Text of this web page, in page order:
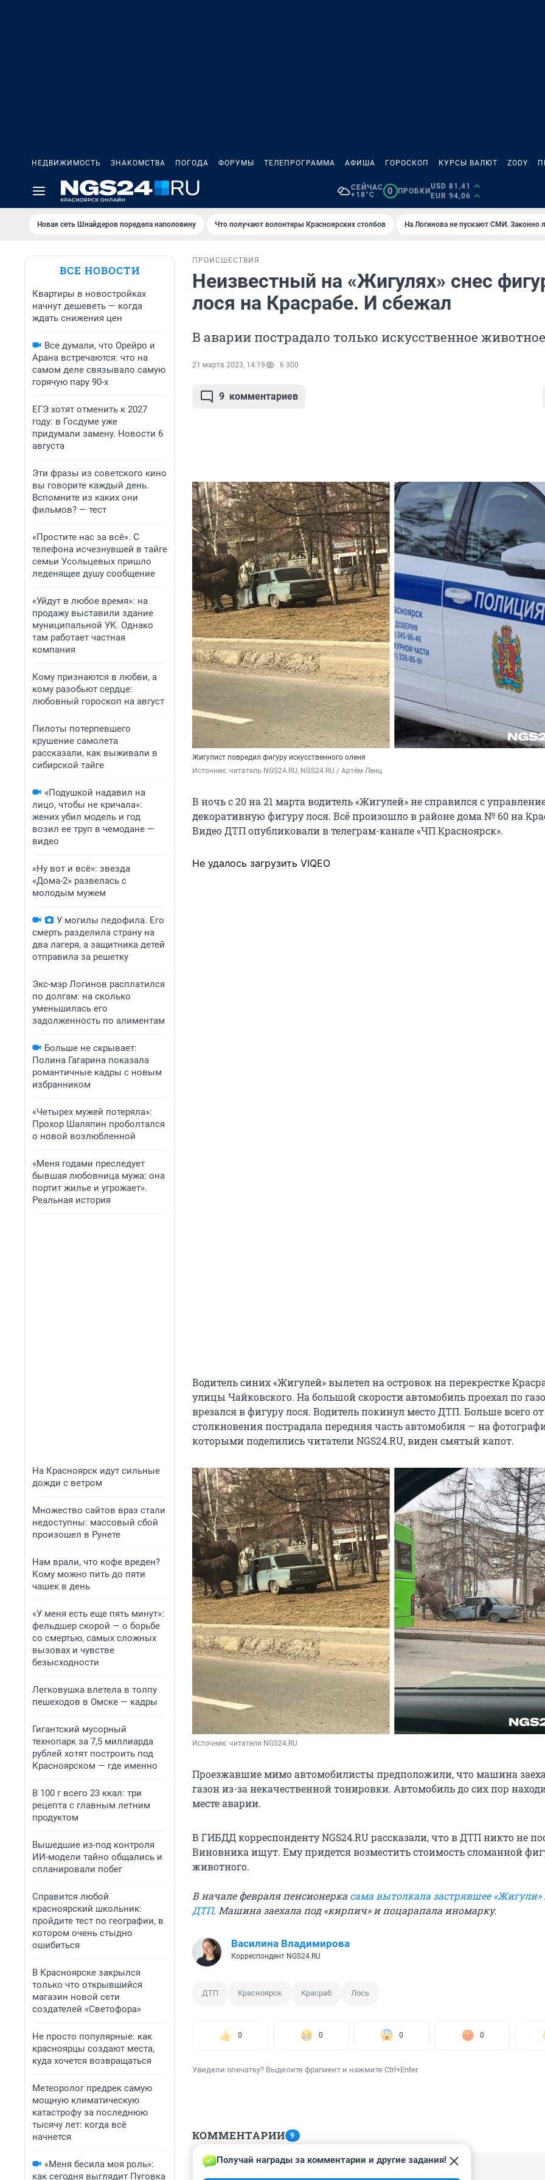
НЕДВИЖИМОСТЬ ЗНАКОМСТВА ПОГОДА ФОРУМЫ ТЕЛЕПРОГРАММА АФИША ГОРОСКОП КУРСЫ ВАЛЮТ ZODY
СЕЙЧАС
+18°C
0 ПРОБКИ
USD 81,41
EUR 94,06
Новая сеть Шнайдеров поредела наполовину Что получают волонтеры Красноярских столбов На Логинова не пускают СМИ. Законно
ВСЕ НОВОСТИ
Квартиры в новостройках
начнут дешеветь — когда
ждать снижения цен
Все думали, что Орейро и
Арана встречаются: что на
самом деле связывало самую
горячую пару 90-х
ЕГЭ хотят отменить к 2027
году: в Госдуме уже
придумали замену. Новости 6
августа
Эти фразы из советского кино
вы говорите каждый день.
Вспомните из каких они
фильмов? — тест
«Простите нас за всё». С
телефона исчезнувшей в тайге
семьи Усольцевых пришло
леденящее душу сообщение
«Уйдут в любое время»: на
продажу выставили здание
муниципальной УК. Однако
там работает частная
компания
Кому признаются в любви, а
кому разобьют сердце:
любовный гороскоп на август
Пилоты потерпевшего
крушение самолета
рассказали, как выживали в
сибирской тайге
«Подушкой надавил на
лицо, чтобы не кричала»:
жених убил модель и год
возил ее труп в чемодане —
видео
«Ну вот и всё»: звезда
«Дома-2» развелась с
молодым мужем
У могилы педофила. Его
смерть разделила страну на
два лагеря, а защитника детей
отправила за решетку
Экс-мэр Логинов расплатился
по долгам: на сколько
уменьшилась его
задолженность по алиментам
Больше не скрывает:
Полина Гагарина показала
романтичные кадры с новым
избранником
«Четырех мужей потеряла»:
Прохор Шаляпин проболтался
о новой возлюбленной
«Меня годами преследует
бывшая любовница мужа: она
портит жилье и угрожает».
Реальная история
На Красноярск идут сильные
дожди с ветром
Множество сайтов враз стали
недоступны: массовый сбой
произошел в Рунете
Нам врали, что кофе вреден?
Кому можно пить до пяти
чашек в день
«У меня есть еще пять минут»:
фельдшер скорой — о борьбе
со смертью, самых сложных
вызовах и чувстве
безысходности
Легковушка влетела в толпу
пешеходов в Омске — кадры
Гигантский мусорный
технопарк за 7,5 миллиарда
рублей хотят построить под
Красноярском — где именно
В 100 г всего 23 ккал: три
рецепта с главным летним
продуктом
Вышедшие из-под контроля
ИИ-модели тайно общались и
спланировали побег
Справится любой
красноярский школьник:
пройдите тест по географии, в
котором очень стыдно
ошибиться
В Красноярске закрылся
только что открывшийся
магазин новой сети
создателей «Светофора»
Не просто популярные: как
красноярцы создают места,
куда хочется возвращаться
Метеоролог предрек самую
мощную климатическую
катастрофу за последнюю
тысячу лет: когда всё
начнется
«Меня бесила моя роль»:
как сегодня выглядит Пуговка
ПРОИСШЕСТВИЯ
Неизвестный на «Жигулях» снес
лося на Красрабе. И сбежал
В аварии пострадало только искусственное животное
21 марта 2023, 14:19 6 300
9 комментариев
Жигулист повредил фигуру искусственного оленя
Источник: читатель NGS24.RU, NGS24.RU / Артём Ленц
В ночь с 20 на 21 марта водитель «Жигулей» не справился с
декоративную фигуру лося. Всё произошло в районе дома № 60 на
Видео ДТП опубликовали в телеграм-канале «ЧП Красноярск».
Не удалось загрузить VIQEO
Водитель синих «Жигулей» вылетел на островок на перекрестке
улицы Чайковского. На большой скорости автомобиль проехал по
врезался в фигуру лося. Водитель покинул место ДТП. Больше всего от
столкновения пострадала передняя часть автомобиля — на
которыми поделились читатели NGS24.RU, виден смятый капот.
Источник: читатели NGS24.RU
Проезжавшие мимо автомобилисты предположили, что машина
газон из-за некачественной тонировки. Автомобиль до сих пор
месте аварии.
В ГИБДД корреспонденту NGS24.RU рассказали, что в ДТП никто не
Виновника ищут. Ему придется возместить стоимость сломанной
животного.
В начале февраля пенсионерка сама вытолкала застрявшее «Жигули»
ДТП. Машина заехала под «кирпич» и поцарапала иномарку.
Василина Владимирова
Корреспондент NGS24.RU
ДТП Красноярск Красраб Лось
0 0 0 0
Увидели опечатку? Выделите фрагмент и нажмите Ctrl+Enter
КОММЕНТАРИИ 9
Гость
Получай награды за комментарии и другие задания!